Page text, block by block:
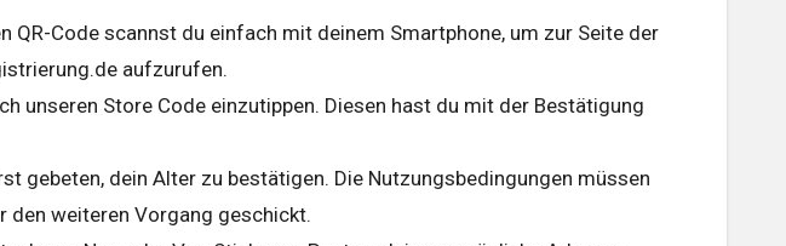
Code scannst du einfach mit deinem Smartphone, um zur Seite der
aufzurufen.
Store Code einzutippen. Diesen hast du mit der Bestätigung
dein Alter zu bestätigen. Die Nutzungsbedingungen müssen
den weiteren Vorgang geschickt.